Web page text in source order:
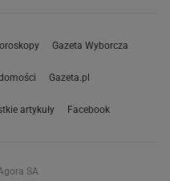
Gazeta Wyborcza
Gazeta.pl
artykuły Facebook
SA